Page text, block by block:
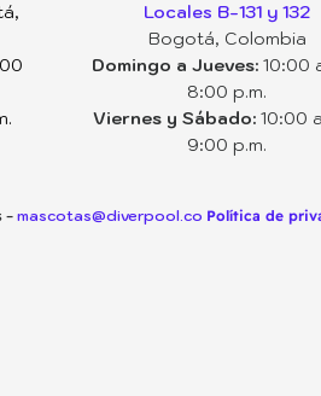
Locales B-131 y 132
Bogotá, Colombia
Domingo a Jueves:10:00
8:00 p.m.
Viernes y Sábado: 10:00
9:00 p.m.
– mascotas@diverpool.co Política de